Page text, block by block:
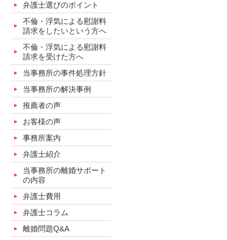
弁護士選びのポイント
不倫・浮気による慰謝料
請求をしたいという方へ
不倫・浮気による慰謝料
請求を受けた方へ
当事務所の事件処理方針
当事務所の解決事例
推薦者の声
お客様の声
事務所案内
弁護士紹介
当事務所の離婚サポート
の内容
弁護士費用
弁護士コラム
離婚問題Q&A